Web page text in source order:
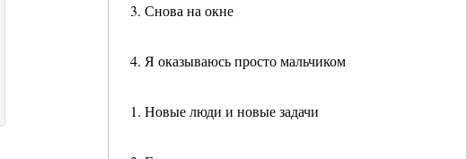
3. Снова на окне
4. Я оказываюсь просто мальчиком
1. Новые люди и новые задачи